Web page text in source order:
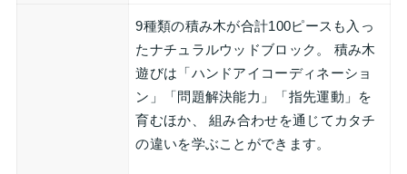
9種類の積み木が合計100ピースも入っ
たナチュラルウッドブロック。 積み木
遊びは「ハンドアイコーディネーショ
ン」「問題解決能力」「指先運動」を
育むほか、 組み合わせを通じてカタチ
の違いを学ぶことができます。